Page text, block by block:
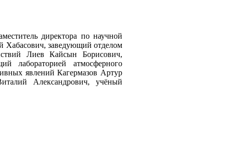
директора по научной
Хабасович, заведующий отделом
Лиев Кайсын Борисович,
лабораторией атмосферного
явлений Кагермазов Артур
Александрович, учёный